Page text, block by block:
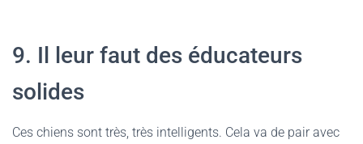
9. Il leur faut des éducateurs
solides
Ces chiens sont très, très intelligents. Cela va de pair avec